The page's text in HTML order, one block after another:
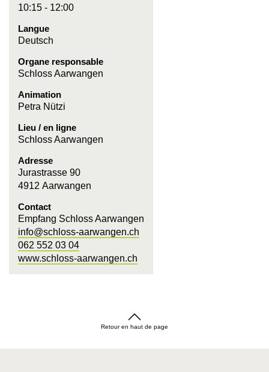
10:15 - 12:00
Langue
Deutsch
Organe responsable
Schloss Aarwangen
Animation
Petra Nützi
Lieu / en ligne
Schloss Aarwangen
Adresse
Jurastrasse 90
4912 Aarwangen
Contact
Empfang Schloss Aarwangen
info@schloss-aarwangen.ch
062 552 03 04
www.schloss-aarwangen.ch
Retour en haut de page